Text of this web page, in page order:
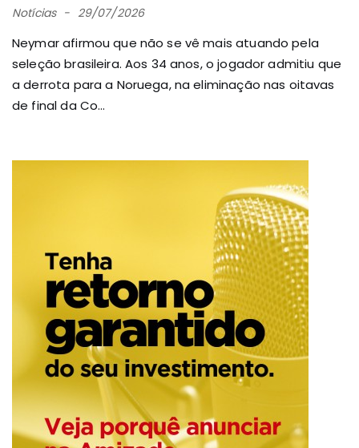
Notícias 29/07/2026
Neymar afirmou que não se vê mais atuando pela
seleção brasileira. Aos 34 anos, o jogador admitiu que
a derrota para a Noruega, na eliminação nas oitavas
de final da Co...